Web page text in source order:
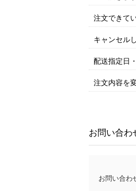
注文できて
キャンセル
配送指定日
注文内容を
お問い合わ
お問い合わ